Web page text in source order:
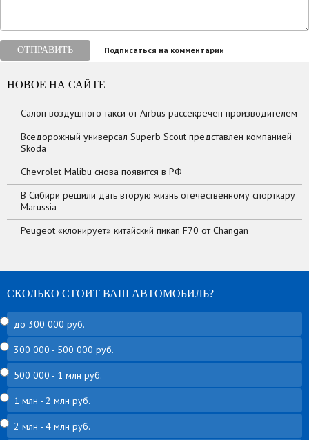
ОТПРАВИТЬ Подписаться на комментарии
НОВОЕ НА САЙТЕ
Салон воздушного такси от Airbus рассекречен производителем
Вседорожный универсал Superb Scout представлен компанией
Skoda
Chevrolet Malibu снова появится в РФ
В Сибири решили дать вторую жизнь отечественному спорткару
Marussia
Peugeot «клонирует» китайский пикап F70 от Changan
СКОЛЬКО СТОИТ ВАШ АВТОМОБИЛЬ?
до 300 000 руб.
300 000 - 500 000 руб.
500 000 - 1 млн руб.
1 млн - 2 млн руб.
2 млн - 4 млн руб.